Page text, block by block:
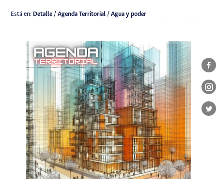
Está en: Detalle / Agenda Territorial / Agua y poder